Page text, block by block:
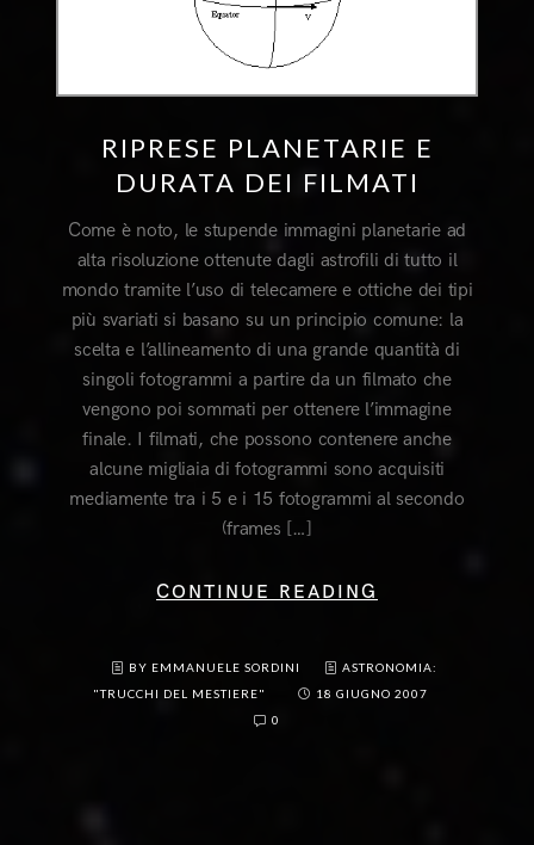
RIPRESE PLANETARIE E
DURATA DEI FILMATI
Come è noto, le stupende immagini planetarie ad
alta risoluzione ottenute dagli astrofili di tutto il
mondo tramite l’uso di telecamere e ottiche dei tipi
più svariati si basano su un principio comune: la
scelta e l’allineamento di una grande quantità di
singoli fotogrammi a partire da un filmato che
vengono poi sommati per ottenere l’immagine
finale. I filmati, che possono contenere anche
alcune migliaia di fotogrammi sono acquisiti
mediamente tra i 5 e i 15 fotogrammi al secondo
(frames […]
CONTINUE READING
BY EMMANUELE SORDINI
ASTRONOMIA:
"TRUCCHI DEL MESTIERE"
18 GIUGNO 2007
0